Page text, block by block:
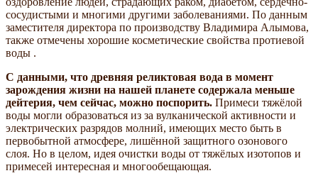
сосудистыми и многими другими заболеваниями. По данным
заместителя директора по производству Владимира Алымова,
также отмечены хорошие косметические свойства протиевой
воды .
С данными, что древняя реликтовая вода в момент
зарождения жизни на нашей планете содержала меньше
дейтерия, чем сейчас, можно поспорить. Примеси тяжёлой
воды могли образоваться из за вулканической активности и
электрических разрядов молний, имеющих место быть в
первобытной атмосфере, лишённой защитного озонового
слоя. Но в целом, идея очистки воды от тяжёлых изотопов и
примесей интересная и многообещающая.